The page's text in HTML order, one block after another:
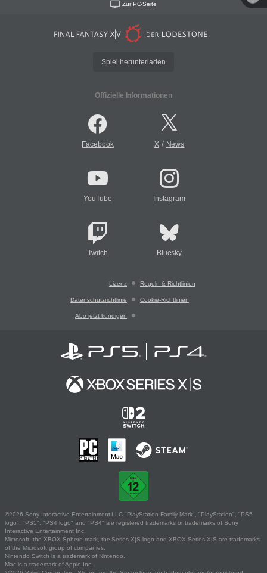
Zur PC-Seite
Spiel herunterladen
Offizielle Informationen
Facebook X/ News
YouTube Instagram
Twitch Bluesky
Lizenz Regeln & Richtlinien
Datenschutzrichtlinie Cookie-Richtlinien
Abo jetzt kündigen
©2026 Sony Interactive Entertainment LLC."PlayStation Family Mark", "PlayStation", "PS5
logo", "PS5", "PS4 logo" and "PS4" are registered trademarks or trademarks of Sony
Interactive Entertainment Inc.
Microsoft, the XBOX Sphere mark, the Series X|S logo and XBOX Series X|S are trademarks
of the Microsoft group of companies.
Nintendo Switch is a trademark of Nintendo.
Mac is a trademark of Apple Inc.